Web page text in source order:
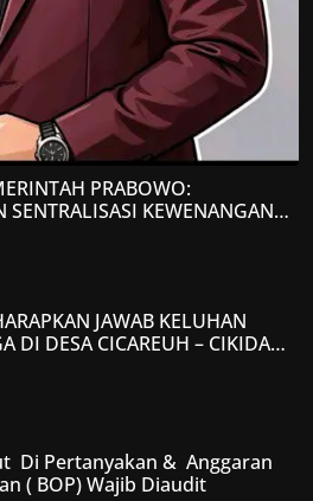
PRABOWO:
SENTRALISASI KEWENANGAN
RI BERIKAN TANGGAPAN
JAWAB KELUHAN
DI DESA CICAREUH – CIKIDANG
Di Pertanyakan & Anggaran
( BOP) Wajib Diaudit